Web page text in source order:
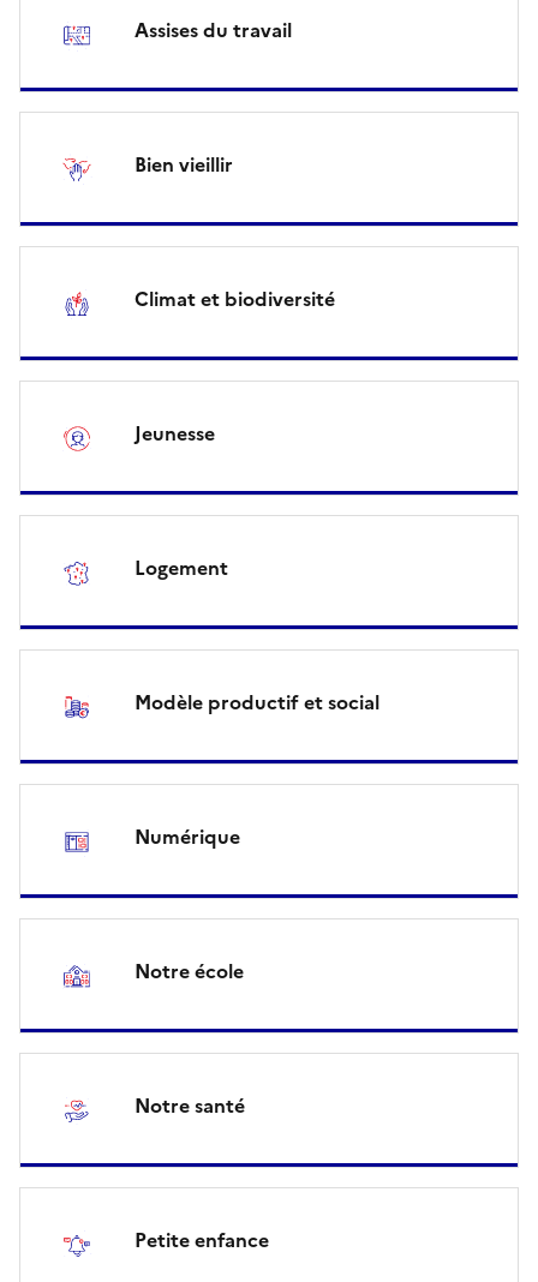
Assises du travail
Bien vieillir
Climat et biodiversité
Jeunesse
Logement
Modèle productif et social
Numérique
Notre école
Notre santé
Petite enfance